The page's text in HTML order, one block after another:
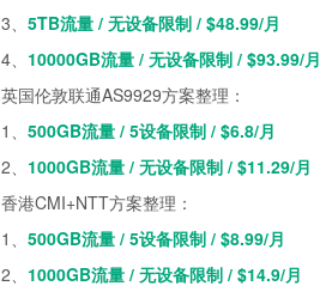
3、 5TB流量 / 无设备限制 / $48.99/月
4、 10000GB流量 / 无设备限制 / $93.99/月
英国伦敦联通AS9929方案整理：
1、 500GB流量 / 5设备限制 / $6.8/月
2、 1000GB流量 / 无设备限制 / $11.29/月
香港CMI+NTT方案整理：
1、 500GB流量 / 5设备限制 / $8.99/月
2、 1000GB流量 / 无设备限制 / $14.9/月